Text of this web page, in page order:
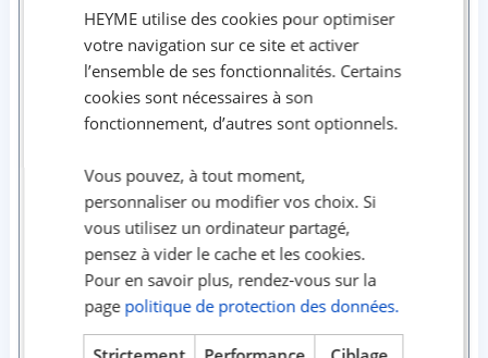
Objet : Résiliation du contrat d’assurance logement
Je vous informe par la présente de ma volonté de
résiliermon contratd’assurance habitation
n° [numéro du contrat], conformément à l’article L.
113-16 du code des assurances.
La résiliation prendra effet à compter du [date],
respectant le préavis de [durée de préavis] mois.
HEYME utilise des cookies pour optimiser
votre navigation sur ce site et activer
l’ensemble de ses fonctionnalités. Certains
cookies sont nécessaires à son
fonctionnement, d’autres sont optionnels.
Vous pouvez, à tout moment,
personnaliser ou modifier vos choix. Si
vous utilisez un ordinateur partagé,
pensez à vider le cache et les cookies.
Pour en savoir plus, rendez-vous sur la
page politique de protection des données.